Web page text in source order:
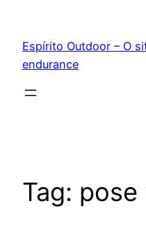
conteúdo
Espírito Outdoor – O
endurance
Tag: pose